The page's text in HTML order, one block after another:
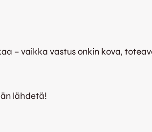
– vaikka vastus onkin kova,
lähdetä!